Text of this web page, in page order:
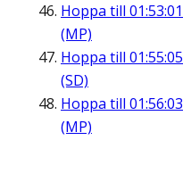
Hoppa till 01:53:01
(MP)
Hoppa till 01:55:05
(SD)
Hoppa till 01:56:03
(MP)